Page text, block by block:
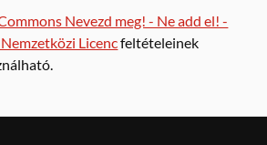
Nevezd meg! - Ne add el! -
Licencfeltételeinek